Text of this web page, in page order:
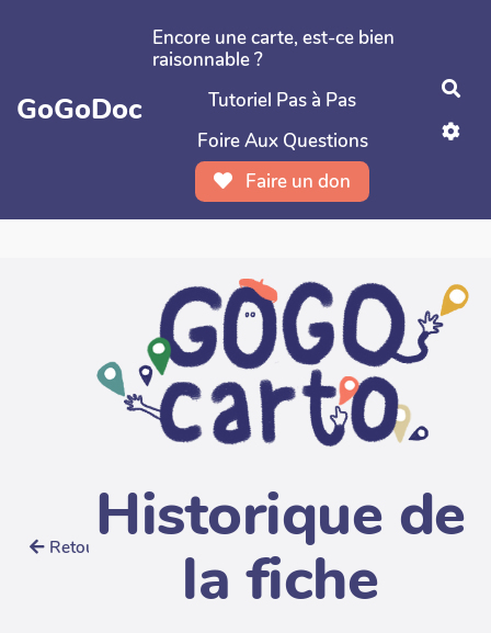
Aller au contenu principal
GoGoDoc
Encore une carte, est-ce bien
raisonnable ?
Tutoriel Pas à Pas
Foire Aux Questions
Faire un don
Retour Historique de
la fiche